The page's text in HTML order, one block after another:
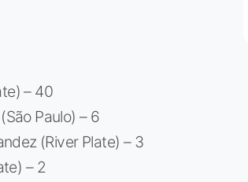
– 40
Paulo) – 6
(River Plate) – 3
– 2